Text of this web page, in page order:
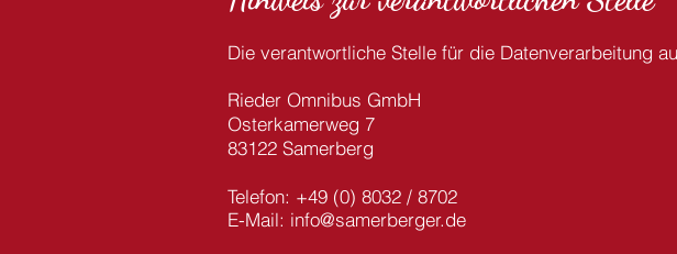
Die verantwortliche Stelle für die Datenverarbeitung
Rieder Omnibus GmbH
Osterkamerweg 7
83122 Samerberg
Telefon: +49 (0) 8032 / 8702
E-Mail: info@samerberger.de